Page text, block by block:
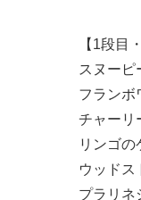
【1段目
スヌーピ
フランボ
チャーリ
リンゴの
ウッドス
プラリネ